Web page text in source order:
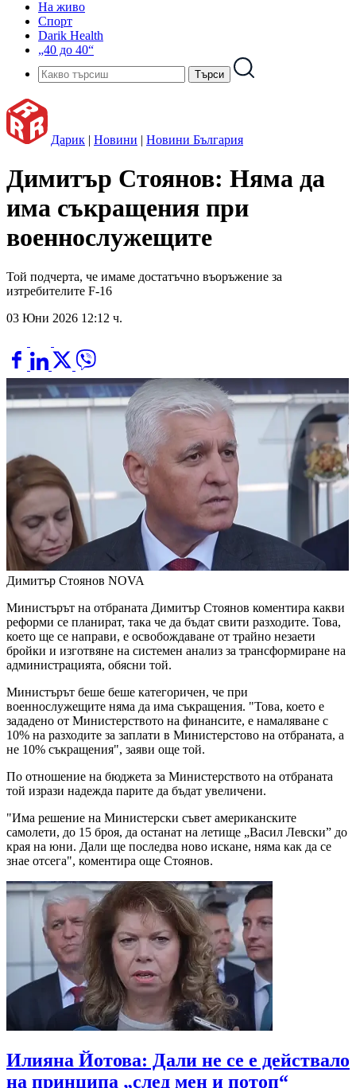
На живо
Спорт
Darik Health
„40 до 40“
Дарик | Новини | Новини България
Димитър Стоянов: Няма да
има съкращения при
военнослужещите
Той подчерта, че имаме достатъчно въоръжение за
изтребителите F-16
03 Юни 2026 12:12 ч.
Димитър Стоянов NOVA
Министърът на отбраната Димитър Стоянов коментира какви
реформи се планират, така че да бъдат свити разходите. Това,
което ще се направи, е освобождаване от трайно незаети
бройки и изготвяне на системен анализ за трансформиране на
администрацията, обясни той.
Министърът беше беше категоричен, че при
военнослужещите няма да има съкращения. "Това, което е
зададено от Министерството на финансите, е намаляване с
10% на разходите за заплати в Министерстово на отбраната, а
не 10% съкращения", заяви още той.
По отношение на бюджета за Министерството на отбраната
той изрази надежда парите да бъдат увеличени.
"Има решение на Министерски съвет американските
самолети, до 15 броя, да останат на летище „Васил Левски” до
края на юни. Дали ще последва ново искане, няма как да се
знае отсега", коментира още Стоянов.
Илияна Йотова: Дали не се е действало
на принципа „след мен и потоп“